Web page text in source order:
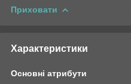
Приховати
Характеристики
Основні атрибути